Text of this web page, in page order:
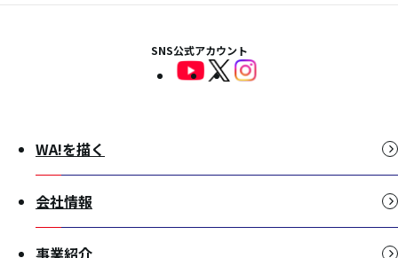
SNS公式アカウント
WA!を描く
会社情報
事業紹介